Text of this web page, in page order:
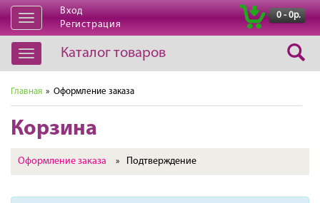
Открыть
навигацию
Вход
Регистрация
0 - 0р.
Открыть
навигацию
Каталог товаров
Главная » Оформление заказа
Корзина
Оформление заказа » Подтверждение